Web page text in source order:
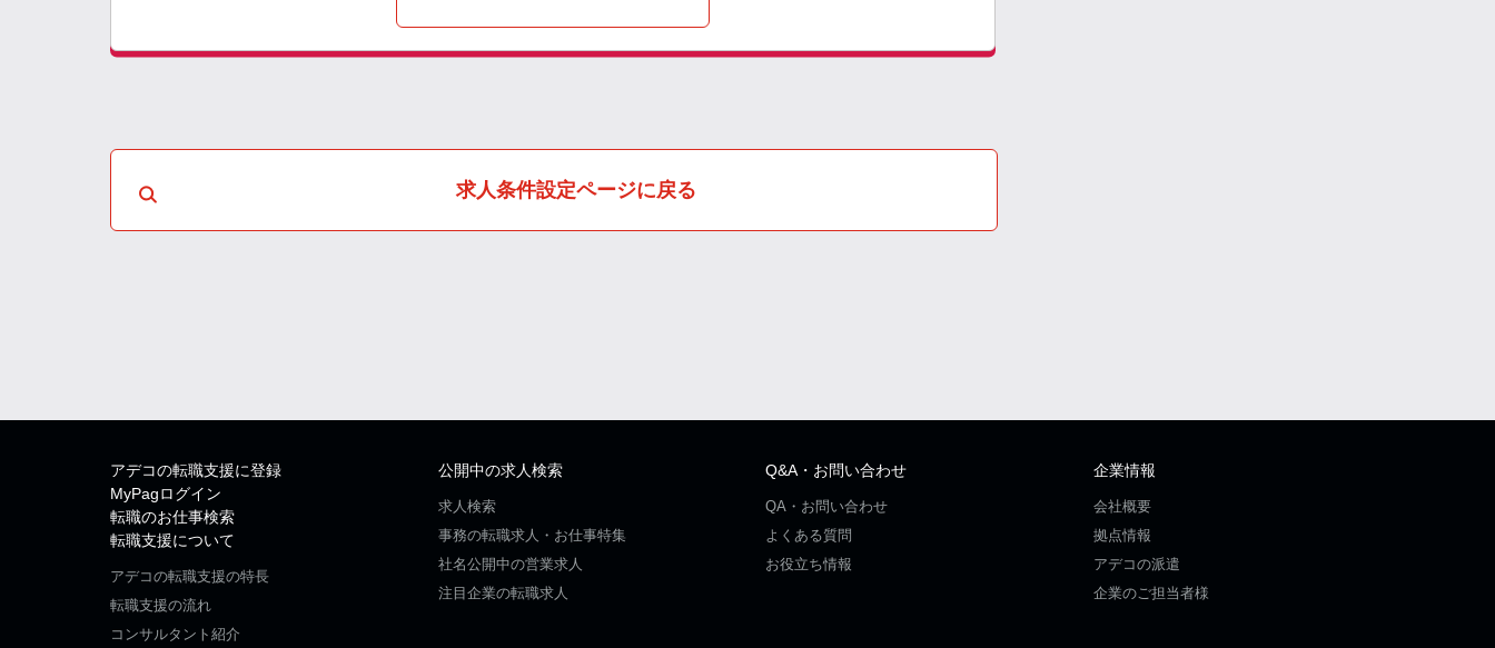
求人条件設定ページに戻る
アデコの転職支援に登録
MyPagログイン
転職のお仕事検索
転職支援について
アデコの転職支援の特長
転職支援の流れ
コンサルタント紹介
公開中の求人検索
求人検索
事務の転職求人・お仕事特集
社名公開中の営業求人
注目企業の転職求人
Q&A・お問い合わせ
QA・お問い合わせ
よくある質問
お役立ち情報
企業情報
会社概要
拠点情報
アデコの派遣
企業のご担当者様